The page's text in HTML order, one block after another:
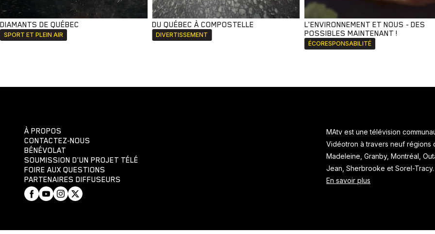
DIAMANTS DE QUÉBEC
SPORT ET PLEIN AIR
DU QUÉBEC À COMPOSTELLE
DIVERTISSEMENT
L'ENVIRONNEMENT ET NOUS - DES
POSSIBLES MAINTENANT !
ÉCORESPONSABILITÉ
À PROPOS
CONTACTEZ-NOUS
BÉNÉVOLAT
SOUMISSION D'UN PROJET TÉLÉ
FOIRE AUX QUESTIONS
PARTENAIRES DIFFUSEURS
MAtv est une télévision
Vidéotron à travers neuf régions
Madeleine, Granby, Montréal,
Jean, Sherbrooke et Sorel-
En savoir plus